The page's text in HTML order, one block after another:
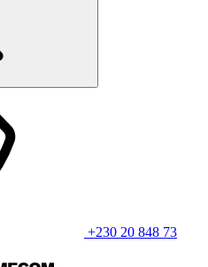
+230 20 848 73